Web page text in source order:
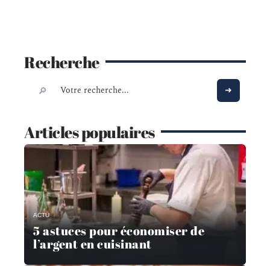
Recherche
Articles populaires
ACTU
5 astuces pour économiser de
l’argent en cuisinant